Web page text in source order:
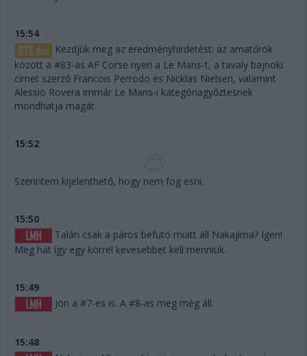
15:54
Kezdjük meg az eredményhirdetést: az amatőrök
között a #83-as AF Corse nyeri a Le Mans-t, a tavaly bajnoki
címet szerző Francois Perrodo és Nicklas Nielsen, valamint
Alessio Rovera immár Le Mans-i kategóriagyőztesnek
mondhatja magát.
15:52
Szerintem kijelenthető, hogy nem fog esni.
15:50
Talán csak a páros befutó miatt áll Nakajima? Igen!
Meg hát így egy körrel kevesebbet kell menniük.
15:49
Jön a #7-es is. A #8-as meg még áll.
15:48